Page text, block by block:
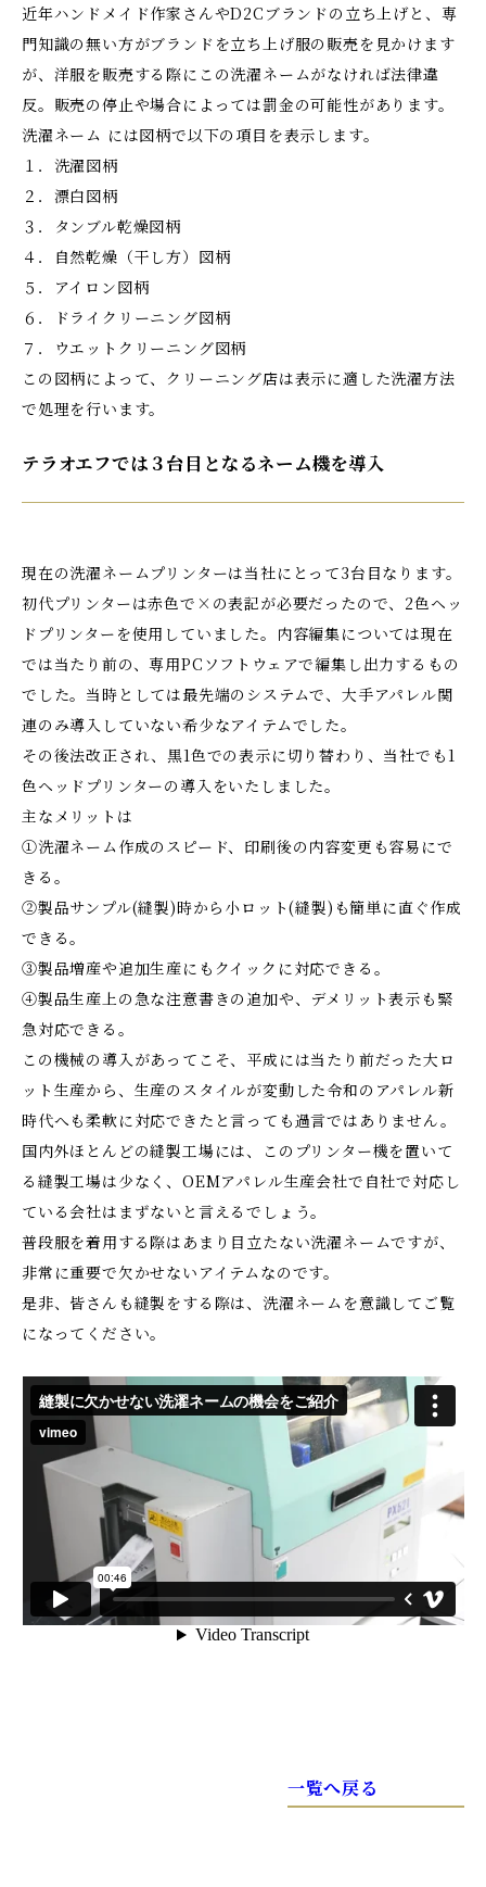
近年ハンドメイド作家さんやD2Cブランドの立ち上げと、専
門知識の無い方がブランドを立ち上げ服の販売を見かけます
が、洋服を販売する際にこの洗濯ネームがなければ法律違
反。販売の停止や場合によっては罰金の可能性があります。
洗濯ネーム には図柄で以下の項目を表示します。
１．洗濯図柄
２．漂白図柄
３．タンブル乾燥図柄
４．自然乾燥（干し方）図柄
５．アイロン図柄
６．ドライクリーニング図柄
７．ウエットクリーニング図柄
この図柄によって、クリーニング店は表示に適した洗濯方法
で処理を行います。
テラオエフでは３台目となるネーム機を導入
現在の洗濯ネームプリンターは当社にとって3台目なります。
初代プリンターは赤色で×の表記が必要だったので、2色ヘッ
ドプリンターを使用していました。内容編集については現在
では当たり前の、専用PCソフトウェアで編集し出力するもの
でした。当時としては最先端のシステムで、大手アパレル関
連のみ導入していない希少なアイテムでした。
その後法改正され、黒1色での表示に切り替わり、当社でも1
色ヘッドプリンターの導入をいたしました。
主なメリットは
①洗濯ネーム作成のスピード、印刷後の内容変更も容易にで
きる。
②製品サンプル(縫製)時から小ロット(縫製)も簡単に直ぐ作成
できる。
③製品増産や追加生産にもクイックに対応できる。
④製品生産上の急な注意書きの追加や、デメリット表示も緊
急対応できる。
この機械の導入があってこそ、平成には当たり前だった大ロ
ット生産から、生産のスタイルが変動した令和のアパレル新
時代へも柔軟に対応できたと言っても過言ではありません。
国内外ほとんどの縫製工場には、このプリンター機を置いて
る縫製工場は少なく、OEMアパレル生産会社で自社で対応し
ている会社はまずないと言えるでしょう。
普段服を着用する際はあまり目立たない洗濯ネームですが、
非常に重要で欠かせないアイテムなのです。
是非、皆さんも縫製をする際は、洗濯ネームを意識してご覧
になってください。
一覧へ戻る